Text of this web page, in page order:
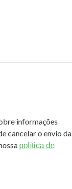
informações
cancelar o envio da
política de